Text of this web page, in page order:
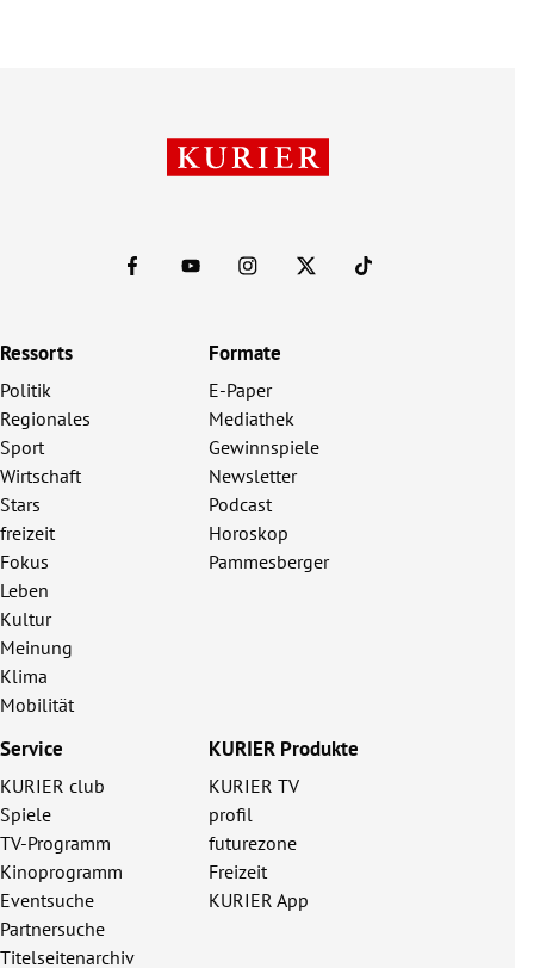
Ressorts
Politik
Regionales
Sport
Wirtschaft
Stars
freizeit
Fokus
Leben
Kultur
Meinung
Klima
Mobilität
Formate
E-Paper
Mediathek
Gewinnspiele
Newsletter
Podcast
Horoskop
Pammesberger
Service
KURIER club
Spiele
TV-Programm
Kinoprogramm
Eventsuche
Partnersuche
Titelseitenarchiv
KURIER Produkte
KURIER TV
profil
futurezone
Freizeit
KURIER App